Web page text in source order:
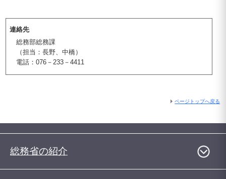
連絡先
総務部総務課
（担当：長野、中橋）
電話：076－233－4411
ページトップへ戻る
総務省の紹介